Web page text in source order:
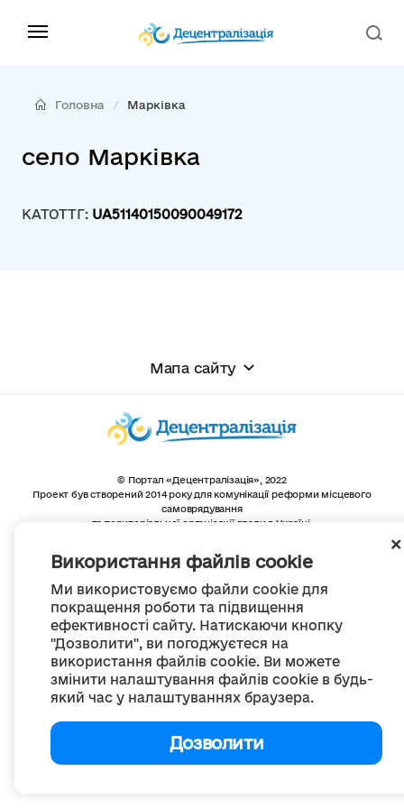
Використання файлів cookie
Ми використовуємо файли cookie для
покращення роботи та підвищення
ефективності сайту. Натискаючи кнопку
"Дозволити", ви погоджуєтеся на
використання файлів cookie. Ви можете
змінити налаштування файлів cookie в будь-
який час у налаштуваннях браузера.
Дозволити
Головна Марківка
село Марківка
КАТОТТГ: UA51140150090049172
Мапа сайту
© Портал «Децентралізація», 2022
Проект був створений 2014 року для комунікації реформи місцевого
самоврядування
та територіальної організації влади в Україні.
Весь контент доступний за ліцензією
Creative Commons Attribution 4.0 International license,
якщо не зазначено інше